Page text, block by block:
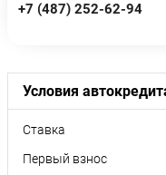
+7 (487) 252-62-94
Условия
Ставка
Первый взнос